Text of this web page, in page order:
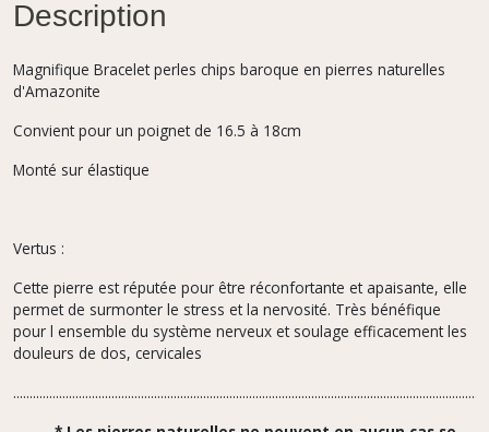
Description
Magnifique Bracelet perles chips baroque en pierres naturelles
d'Amazonite
Convient pour un poignet de 16.5 à 18cm
Monté sur élastique
Vertus :
Cette pierre est réputée pour être réconfortante et apaisante, elle
permet de surmonter le stress et la nervosité. Très bénéfique
pour l ensemble du système nerveux et soulage efficacement les
douleurs de dos, cervicales